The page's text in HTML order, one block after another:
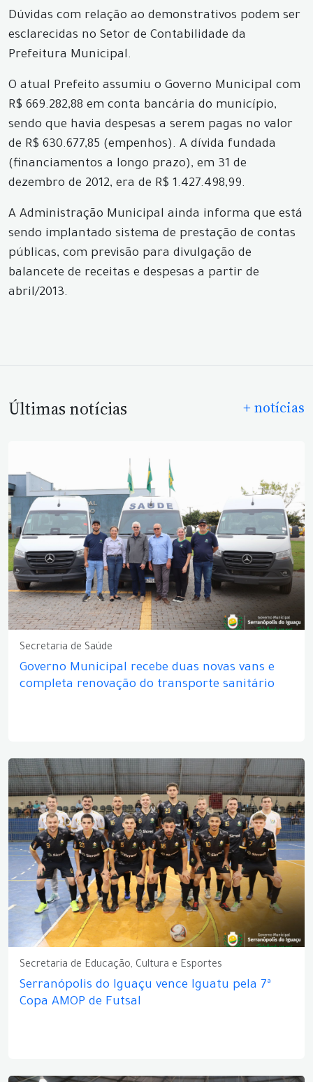
Dúvidas com relação ao demonstrativos podem ser
esclarecidas no Setor de Contabilidade da
Prefeitura Municipal.
O atual Prefeito assumiu o Governo Municipal com
R$ 669.282,88 em conta bancária do município,
sendo que havia despesas a serem pagas no valor
de R$ 630.677,85 (empenhos). A dívida fundada
(financiamentos a longo prazo), em 31 de
dezembro de 2012, era de R$ 1.427.498,99.
A Administração Municipal ainda informa que está
sendo implantado sistema de prestação de contas
públicas, com previsão para divulgação de
balancete de receitas e despesas a partir de
abril/2013.
Últimas notícias + notícias
Secretaria de Saúde
Governo Municipal recebe duas novas vans e
completa renovação do transporte sanitário
Secretaria de Educação, Cultura e Esportes
Serranópolis do Iguaçu vence Iguatu pela 7ª
Copa AMOP de Futsal